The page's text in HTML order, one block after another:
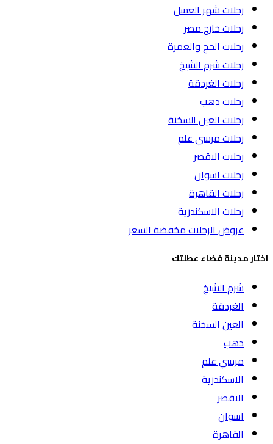
رحلات شهر العسل
رحلات خارج مصر
رحلات الحج والعمرة
رحلات شرم الشيخ
رحلات الغردقة
رحلات دهب
رحلات العين السخنة
رحلات مرسي علم
رحلات الاقصر
رحلات اسوان
رحلات القاهرة
رحلات الاسكندرية
عروض الرحلات مخفضة السعر
اختار مدينة قضاء عطلتك
شرم الشيخ
الغردقة
العين السخنة
دهب
مرسي علم
الاسكندرية
الاقصر
اسوان
القاهرة